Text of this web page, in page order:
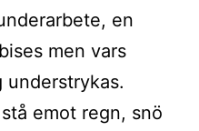
en
men vars
emot regn, snö